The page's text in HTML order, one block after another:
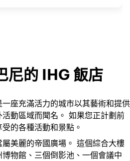
尼的 IHG 飯店
座充滿活力的城市以其藝術和提供
動區域而聞名。 如果您正計劃前
的各種活動和景點。
美麗的帝國廣場。 這個綜合大樓
物館、三個倒影池、一個會議中